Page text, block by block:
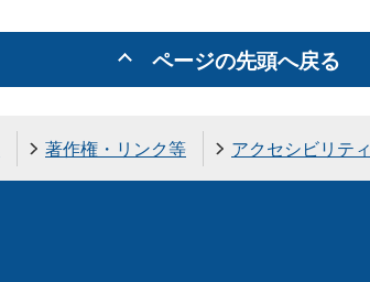
ページの先頭へ戻る
著作権・リンク等 アクセシビリティ